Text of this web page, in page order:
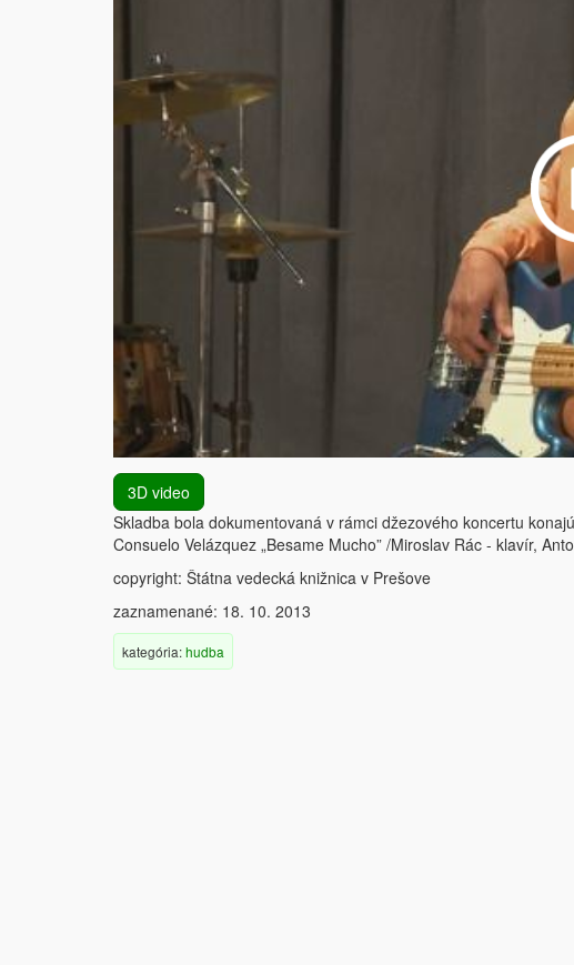
3D video
Skladba bola dokumentovaná v rámci džezového koncertu
Consuelo Velázquez „Besame Mucho” /Miroslav Rác - klavír,
copyright: Štátna vedecká knižnica v Prešove
zaznamenané: 18. 10. 2013
kategória:hudba